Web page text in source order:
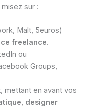
misez sur :
Malt, 5euros)
freelance.
ou
Groups,
mettant en avant vos
, designer